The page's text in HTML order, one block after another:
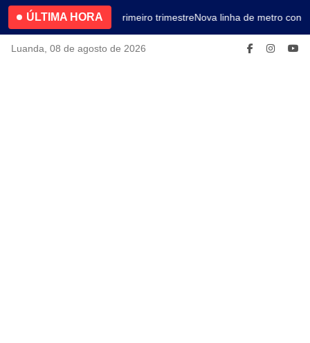
ÚLTIMA HORA4.2% no primeiro trimestreNova linha de metro
Luanda, 08 de agosto de 2026